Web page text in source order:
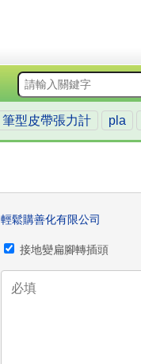
筆型皮帶張力計 pla
輕鬆購善化有限公司
接地變扁腳轉插頭